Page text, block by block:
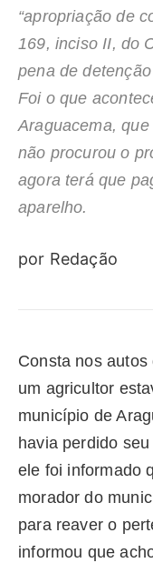
“apropriação de
169, inciso II, do
pena de
Foi o que
Araguacema,
não procurou o
agora terá que
aparelho.
por Redação
Consta nos
um agricultor
município de
havia perdido
ele foi informado
morador do
para reaver o
informou que